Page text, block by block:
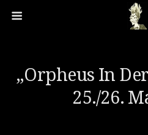
„Orpheus In
25./26.